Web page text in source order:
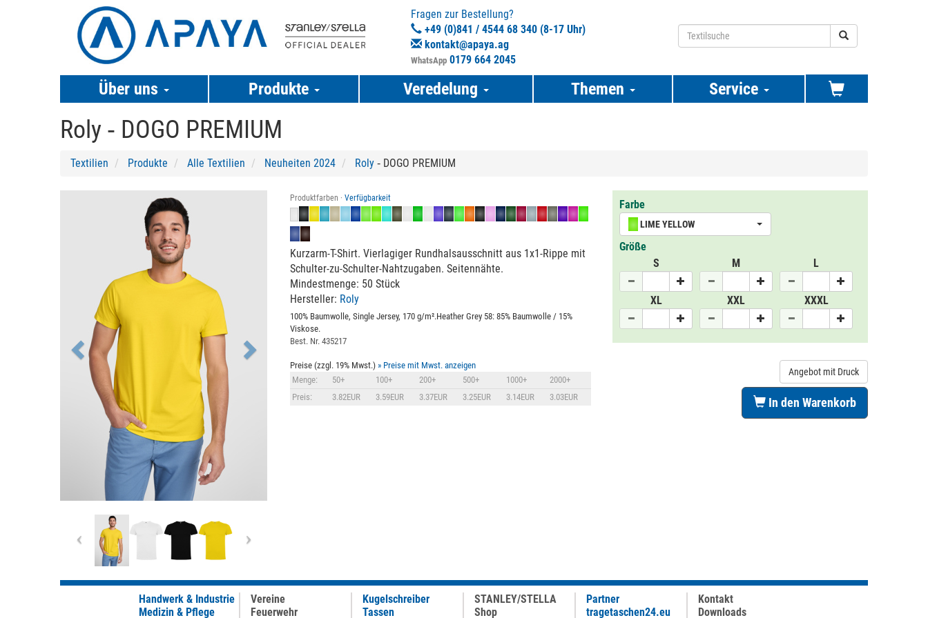
Fragen zur Bestellung?
+49 (0)841 / 4544 68 340 (8-17 Uhr)
kontakt@apaya.ag
WhatsApp 0179 664 2045
Über uns Produkte Veredelung Themen Service
Roly ‐ DOGO PREMIUM
Textilien Produkte Alle Textilien Neuheiten 2024 Roly ‐ DOGO PREMIUM
Previous
Produktfarben ·Verfügbarkeit
Kurzarm-T-Shirt. Vierlagiger Rundhalsausschnitt aus 1x1-Rippe mit
Schulter-zu-Schulter-Nahtzugaben. Seitennähte.
Mindestmenge: 50 Stück
Hersteller: Roly
100% Baumwolle, Single Jersey, 170 g/m².Heather Grey 58: 85% Baumwolle / 15%
Viskose.
Best. Nr. 435217
Preise (zzgl. 19% Mwst.)» Preise mit Mwst. anzeigen
Menge:
50+ 100+ 200+ 500+ 1000+
2000+
Preis:
3.82EUR 3.59EUR 3.37EUR 3.25EUR 3.14EUR 3.03EUR
Farbe
LIME YELLOW
Größe
S
M L
XL XXL XXXL
Angebot mit Druck
In den Warenkorb
Handwerk & Industrie
Medizin & Pflege
Vereine
Feuerwehr
Kugelschreiber
Tassen
STANLEY/STELLA
Shop
Partner
tragetaschen24.eu
Kontakt
Downloads